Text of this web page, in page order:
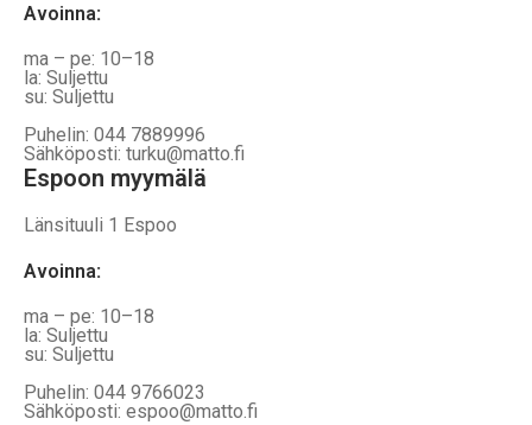
Avoinna:
ma – pe: 10–18
la: Suljettu
su: Suljettu
Puhelin: 044 7889996
Sähköposti: turku@matto.fi
Espoon myymälä
Länsituuli 1 Espoo
Avoinna:
ma – pe: 10–18
la: Suljettu
su: Suljettu
Puhelin: 044 9766023
Sähköposti: espoo@matto.fi